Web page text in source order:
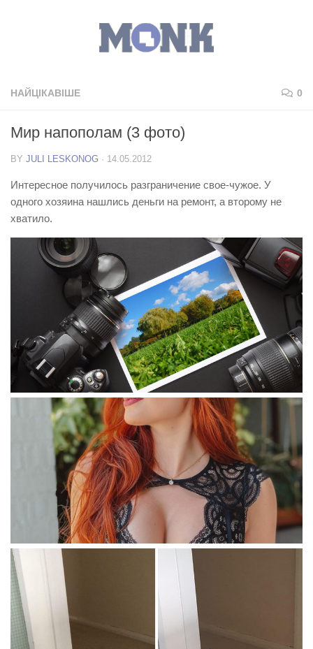
НАЙЦІКАВІШЕ 0
Мир напополам (3 фото)
BY JULI LESKONOG · 14.05.2012
Интересное получилось разграничение свое-чужое. У
одного хозяина нашлись деньги на ремонт, а второму не
хватило.